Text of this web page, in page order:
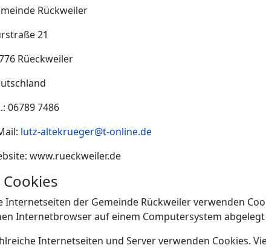
Rückweiler
21
Rüeckweiler
06789 7486
lutz-altekrueger@t-online.de
www.rueckweiler.de
Cookies
Internetseiten der Gemeinde Rückweiler verwenden
Internetbrowser auf einem Computersystem
Internetseiten und Server verwenden Cookies.